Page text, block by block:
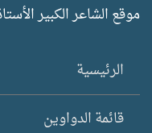
موقع الشاعر الكبير
الرئيسية
قائمة الدواوين